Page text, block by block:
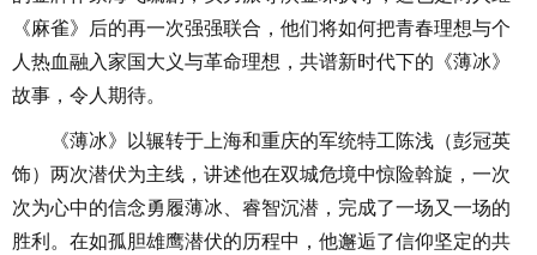
《麻雀》后的再一次强强联合，他们将如何把青春理想与个
人热血融入家国大义与革命理想，共谱新时代下的《薄冰》
故事，令人期待。
《薄冰》以辗转于上海和重庆的军统特工陈浅（彭冠英
饰）两次潜伏为主线，讲述他在双城危境中惊险斡旋，一次
次为心中的信念勇履薄冰、睿智沉潜，完成了一场又一场的
胜利。在如孤胆雄鹰潜伏的历程中，他邂逅了信仰坚定的共